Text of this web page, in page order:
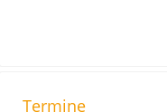
Termine